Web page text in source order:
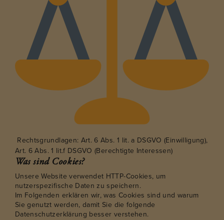
Rechtsgrundlagen: Art. 6 Abs. 1 lit. a DSGVO (Einwilligung),
Art. 6 Abs. 1 lit.f DSGVO (Berechtigte Interessen)
Was sind Cookies?
Unsere Website verwendet HTTP-Cookies, um
nutzerspezifische Daten zu speichern.
Im Folgenden erklären wir, was Cookies sind und warum
Sie genutzt werden, damit Sie die folgende
Datenschutzerklärung besser verstehen.